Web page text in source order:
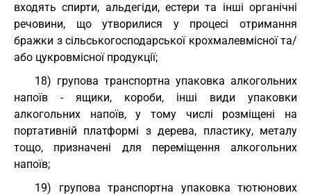
входять спирти, альдегіди, естери та інші органічні
речовини, що утворилися у процесі отримання
бражки з сільськогосподарської крохмалевмісної та/
або цукровмісної продукції;
18) групова транспортна упаковка алкогольних
напоїв - ящики, короби, інші види упаковки
алкогольних напоїв, у тому числі розміщені на
портативній платформі з дерева, пластику, металу
тощо, призначені для переміщення алкогольних
напоїв;
19) групова транспортна упаковка тютюнових